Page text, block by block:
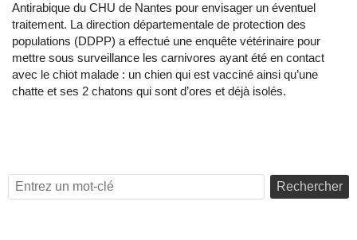
Antirabique du CHU de Nantes pour envisager un éventuel
traitement. La direction départementale de protection des
populations (DDPP) a effectué une enquête vétérinaire pour
mettre sous surveillance les carnivores ayant été en contact
avec le chiot malade : un chien qui est vacciné ainsi qu’une
chatte et ses 2 chatons qui sont d’ores et déjà isolés.
Rechercher